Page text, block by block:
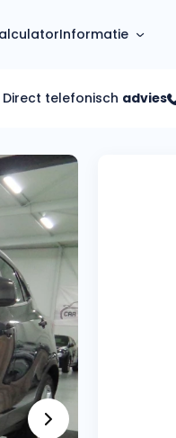
Informatie
Over ons
Gehele FAQ’s
Bekijk volledige FAQ’s
Zakelijk
Vragen over zakelijk
Particulier
Vragen over particulier
Jouw aanvraag
Vragen over jouw aanvraag
Direct telefonisch advies